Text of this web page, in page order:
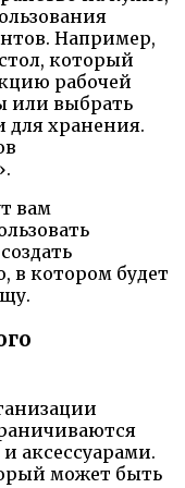
Например,
который
рабочей
или выбрать
для хранения.
вам
в котором будет
аксессуарами.
может быть